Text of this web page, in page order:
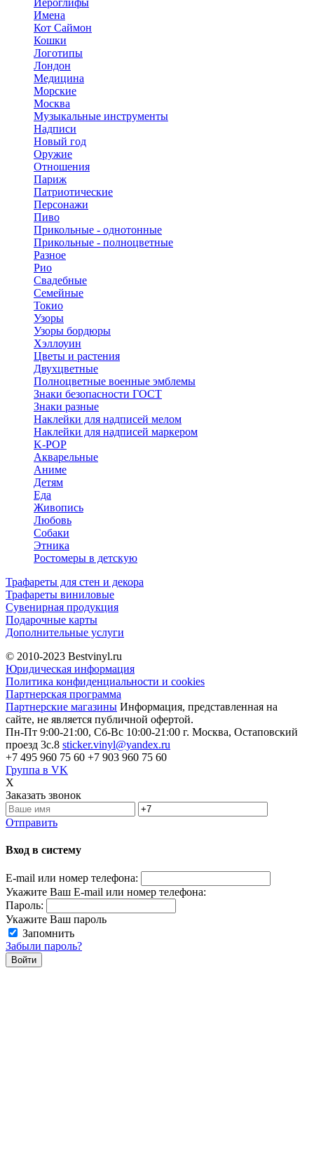
Имена
Кот Саймон
Кошки
Логотипы
Лондон
Медицина
Морские
Москва
Музыкальные инструменты
Надписи
Новый год
Оружие
Отношения
Париж
Патриотические
Персонажи
Пиво
Прикольные - однотонные
Прикольные - полноцветные
Разное
Рио
Свадебные
Семейные
Токио
Узоры
Узоры бордюры
Хэллоуин
Цветы и растения
Двухцветные
Полноцветные военные эмблемы
Знаки безопасности ГОСТ
Знаки разные
Наклейки для надписей мелом
Наклейки для надписей маркером
K-POP
Акварельные
Аниме
Детям
Еда
Живопись
Любовь
Собаки
Этника
Ростомеры в детскую
Трафареты для стен и декора
Трафареты виниловые
Сувенирная продукция
Подарочные карты
Дополнительные услуги
© 2010-2023 Bestvinyl.ru
Юридическая информация
Политика конфиденциальности и cookies
Партнерская программа
Партнерские магазины Информация, представленная на
сайте, не является публичной офертой.
Пн-Пт 9:00-21:00, Сб-Вс 10:00-21:00 г. Москва, Остаповский
проезд 3с.8 sticker.vinyl@yandex.ru
+7 495 960 75 60 +7 903 960 75 60
Группа в VK
X
Заказать звонок
Отправить
Вход в систему
E-mail или номер телефона:
Укажите Ваш E-mail или номер телефона:
Пароль:
Укажите Ваш пароль
Запомнить
Забыли пароль?